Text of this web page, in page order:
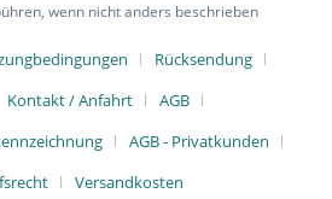
wenn nicht anders beschrieben
Rücksendung
Kontakt / Anfahrt
AGB
AGB - Privatkunden
Versandkosten